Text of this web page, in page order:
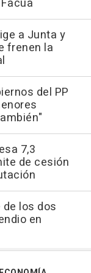
a Junta y
frenen la
del PP
7,3
de cesión
los dos
en